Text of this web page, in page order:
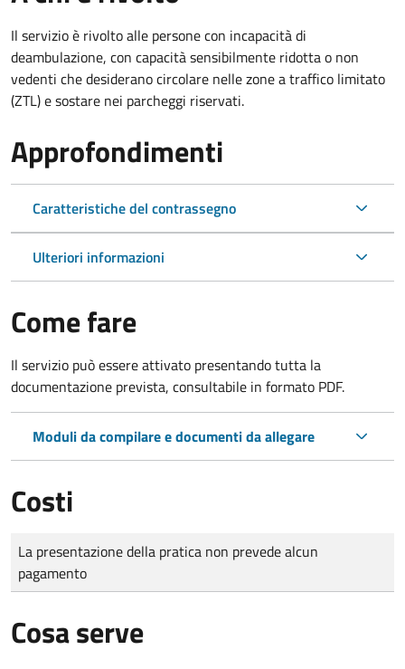
Il servizio è rivolto alle persone con incapacità di
deambulazione, con capacità sensibilmente ridotta o non
vedenti che desiderano circolare nelle zone a traffico limitato
(ZTL) e sostare nei parcheggi riservati.
Approfondimenti
Caratteristiche del contrassegno
Ulteriori informazioni
Come fare
Il servizio può essere attivato presentando tutta la
documentazione prevista, consultabile in formato PDF.
Moduli da compilare e documenti da allegare
Costi
Tipo di pagamento
Importo
La presentazione della pratica non prevede alcun
pagamento
Cosa serve